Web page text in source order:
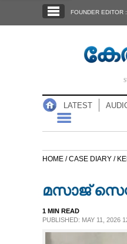
NOTIFIED NEWS
FOUNDER EDITOR
LATEST
HOME /CASE DIARY /
മസാജ്
1 MIN READ
PUBLISHED: MAY 11, 2026